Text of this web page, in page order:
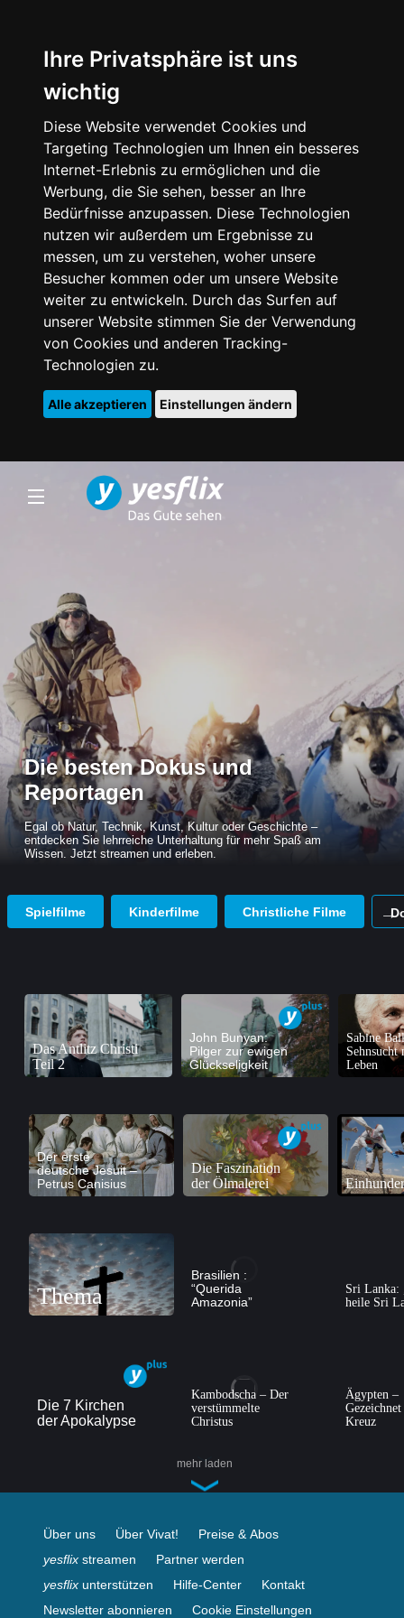
Ihre Privatsphäre ist uns
wichtig
Diese Website verwendet Cookies und
Targeting Technologien um Ihnen ein besseres
Internet-Erlebnis zu ermöglichen und die
Werbung, die Sie sehen, besser an Ihre
Bedürfnisse anzupassen. Diese Technologien
nutzen wir außerdem um Ergebnisse zu
messen, um zu verstehen, woher unsere
Besucher kommen oder um unsere Website
weiter zu entwickeln. Durch das Surfen auf
unserer Website stimmen Sie der Verwendung
von Cookies und anderen Tracking-
Technologien zu.
Alle akzeptieren Einstellungen ändern
Die besten Dokus und
Reportagen
Egal ob Natur, Technik, Kunst, Kultur oder Geschichte –
entdecken Sie lehrreiche Unterhaltung für mehr Spaß am
Wissen. Jetzt streamen und erleben.
Spielfilme Kinderfilme Christliche Filme
Das Antlitz Christi
Teil 2
John Bunyan:
Pilger zur ewigen
Glückseligkeit
Sabine
Sehnsucht
Leben
Der erste
deutsche Jesuit –
Petrus Canisius
Die Faszination
der Ölmalerei
Thema
Brasilien :
“Querida
Amazonia”
Sri Lanka:
heile Sri
Die 7 Kirchen
der Apokalypse
Kambodscha – Der
verstümmelte
Christus
Ägypten –
Kreuz
mehr laden
Über uns Über Vivat!
Preise & Abos
yesflix streamen
Partner werden
yesflix unterstützen Hilfe-Center
Kontakt
Newsletter abonnieren
Cookie Einstellungen